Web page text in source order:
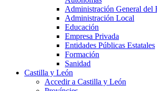
Administración General del
Administración Local
Educación
Empresa Privada
Entidades Públicas Estatales
Formación
Sanidad
Castilla y León
Accedir a Castilla y León